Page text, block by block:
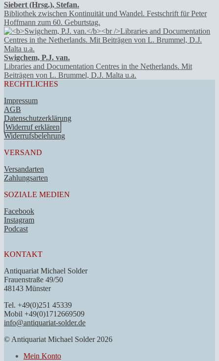
Siebert (Hrsg.), Stefan.
Bibliothek zwischen Kontinuität und Wandel. Festschrift für Peter
Hoffmann zum 60. Geburtstag.
Swigchem, P.J. van.
Libraries and Documentation Centres in the Netherlands. Mit
Beiträgen von L. Brummel, D.J. Malta u.a.
RECHTLICHES
Impressum
AGB
Datenschutzerklärung
Widerruf erklären
Widerrufsbelehrung
VERSAND
Versandarten
Zahlungsarten
SOZIALE MEDIEN
Facebook
Instagram
Podcast
KONTAKT
Antiquariat Michael Solder
Frauenstraße 49/50
48143 Münster
Tel. +49(0)251 45339
Mobil +49(0)1712669509
info@antiquariat-solder.de
© Antiquariat Michael Solder 2026
Mein Konto